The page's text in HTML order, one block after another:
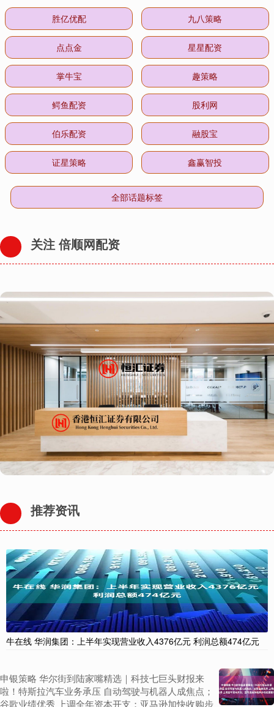
胜亿优配 九八策略
点点金 星星配资
掌牛宝 趣策略
鳄鱼配资 股利网
伯乐配资 融股宝
证星策略 鑫赢智投
全部话题标签
关注 倍顺网配资
推荐资讯
牛在线 华润集团：上半年实现营业收入4376亿元 利润总额474亿元
申银策略 华尔街到陆家嘴精选｜科技七巨头财报来
啦！特斯拉汽车业务承压 自动驾驶与机器人成焦点；
谷歌业绩优秀 上调全年资本开支；亚马逊加快收购步